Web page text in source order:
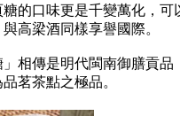
糖的口味更是千變萬化，可
高梁酒同樣享譽國際。
」相傳是明代閩南御膳貢
茗茶點之極品。